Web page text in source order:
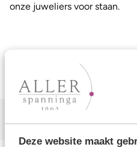
Deze website maakt
onze juweliers voor staan.
Bekijk onze
vind jouw lokale Aller